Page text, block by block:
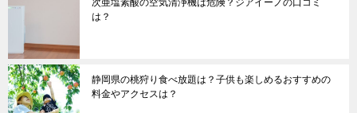
は？
静岡県の桃狩り食べ放題は？子供も楽しめるおすすめの
料金やアクセスは？